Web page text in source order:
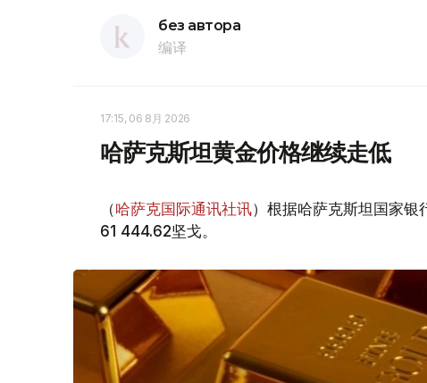
без автора
编译
17:15, 06 8月 2026
哈萨克斯坦黄金价格继续走低
（哈萨克国际通讯社讯）根据哈萨克斯坦国家
61 444.62坚戈。